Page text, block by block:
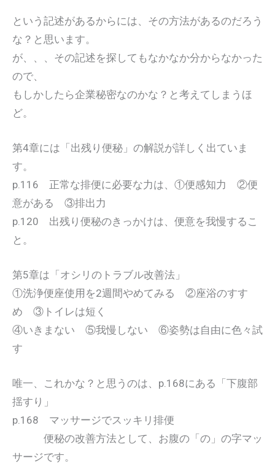
という記述があるからには、その方法があるのだろう
な？と思います。
が、、、その記述を探してもなかなか分からなかった
ので、
もしかしたら企業秘密なのかな？と考えてしまうほ
ど。
第4章には「出残り便秘」の解説が詳しく出ていま
す。
p.116 正常な排便に必要な力は、①便感知力 ②便
意がある ③排出力
p.120 出残り便秘のきっかけは、便意を我慢するこ
と。
第5章は「オシリのトラブル改善法」
①洗浄便座使用を2週間やめてみる ②座浴のすす
め ③トイレは短く
④いきまない ⑤我慢しない ⑥姿勢は自由に色々試
す
唯一、これかな？と思うのは、p.168にある「下腹部
揺すり」
p.168 マッサージでスッキリ排便
便秘の改善方法として、お腹の「の」の字マッ
サージです。